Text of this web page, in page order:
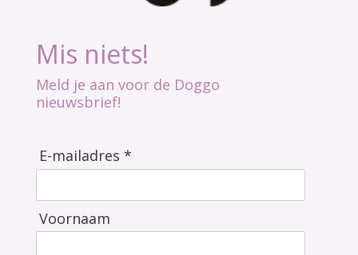
Mis niets!
Meld je aan voor de Doggo
nieuwsbrief!
E-mailadres *
Voornaam